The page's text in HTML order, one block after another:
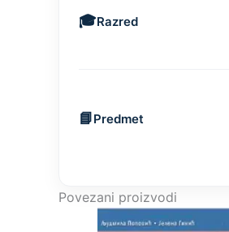
Razred
Predmet
Povezani proizvodi